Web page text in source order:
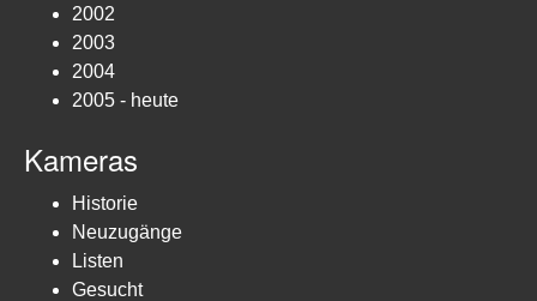
2002
2003
2004
2005 - heute
Kameras
Historie
Neuzugänge
Listen
Gesucht